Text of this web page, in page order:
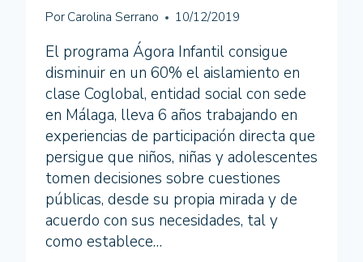
Por Carolina Serrano 10/12/2019
El programa Ágora Infantil consigue
disminuir en un 60% el aislamiento en
clase Coglobal, entidad social con sede
en Málaga, lleva 6 años trabajando en
experiencias de participación directa que
persigue que niños, niñas y adolescentes
tomen decisiones sobre cuestiones
públicas, desde su propia mirada y de
acuerdo con sus necesidades, tal y
como establece…